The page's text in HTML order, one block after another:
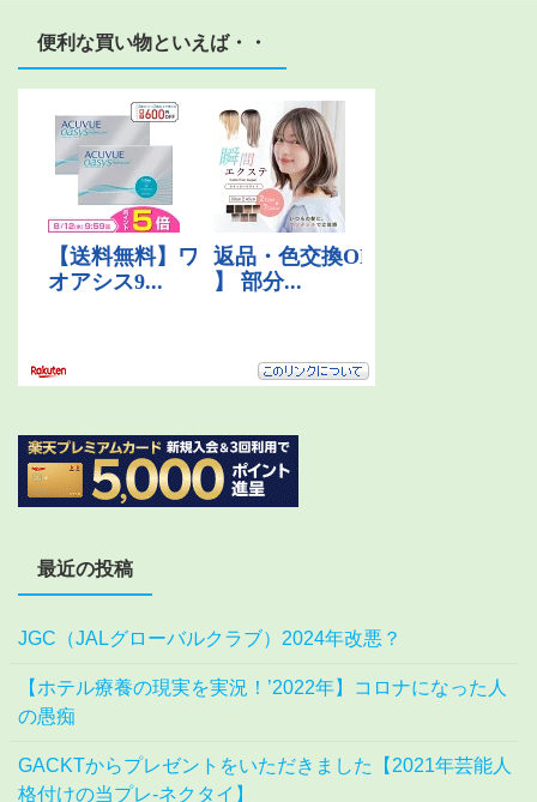
便利な買い物といえば・・
最近の投稿
JGC（JALグローバルクラブ）2024年改悪？
【ホテル療養の現実を実況！’2022年】コロナになった人
の愚痴
GACKTからプレゼントをいただきました【2021年芸能人
格付けの当プレ-ネクタイ】